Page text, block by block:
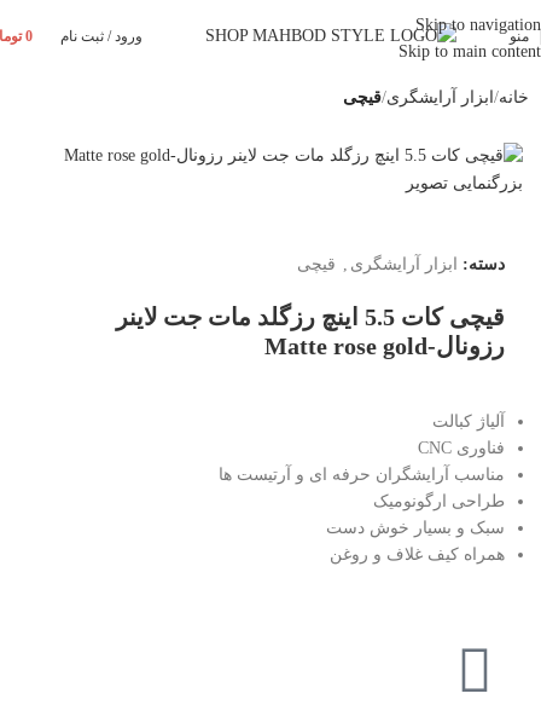
Skip to navigation
Skip to main content
منو ورود / ثبت نام 0
خانه ابزار آرایشگری قیچی
بزرگنمایی تصویر
دسته: ابزار آرایشگری قیچی
قیچی کات 5.5 اینچ رزگلد مات جت لاینر
رزونال-Matte rose gold
آلیاژ کبالت
فناوری CNC
مناسب آرایشگران حرفه ای و آرتیست ها
طراحی ارگونومیک
سبک و بسیار خوش دست
همراه کیف غلاف و روغن